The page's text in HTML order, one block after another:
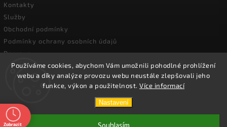
Používáme cookies, abychom Vám umožnili pohodlné prohlížení
webu a díky analýze provozu webu neustále zlepšovali jeho
funkce, výkon a použitelnost. Více informací
Nastavení
Kontakty
Služby
Obchodní podmínky
Podmínky ochrany osobních údajů
Doprava
Blog zahradní techniky
Žižka R&F s.r.o.. Všechna práva vyhrazena.
Shoptet
Zobrazit